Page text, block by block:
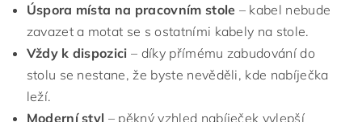
Úspora místa na pracovním stole – kabel nebude
zavazet a motat se s ostatními kabely na stole.
Vždy k dispozici – díky přímému zabudování do
stolu se nestane, že byste nevěděli, kde nabíječka
leží.
Moderní styl – pěkný vzhled nabíječek vylepší